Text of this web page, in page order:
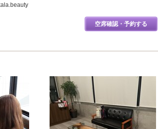
空席確認・予約する